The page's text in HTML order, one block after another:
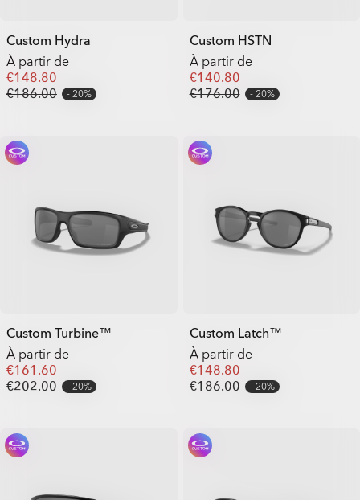
Custom Hydra
À partir de
€148.80
€186.00
20%
Custom HSTN
À partir de
€140.80
€176.00
20%
Custom Turbine™
À partir de
€161.60
€202.00
20%
Custom Latch™
À partir de
€148.80
€186.00
20%